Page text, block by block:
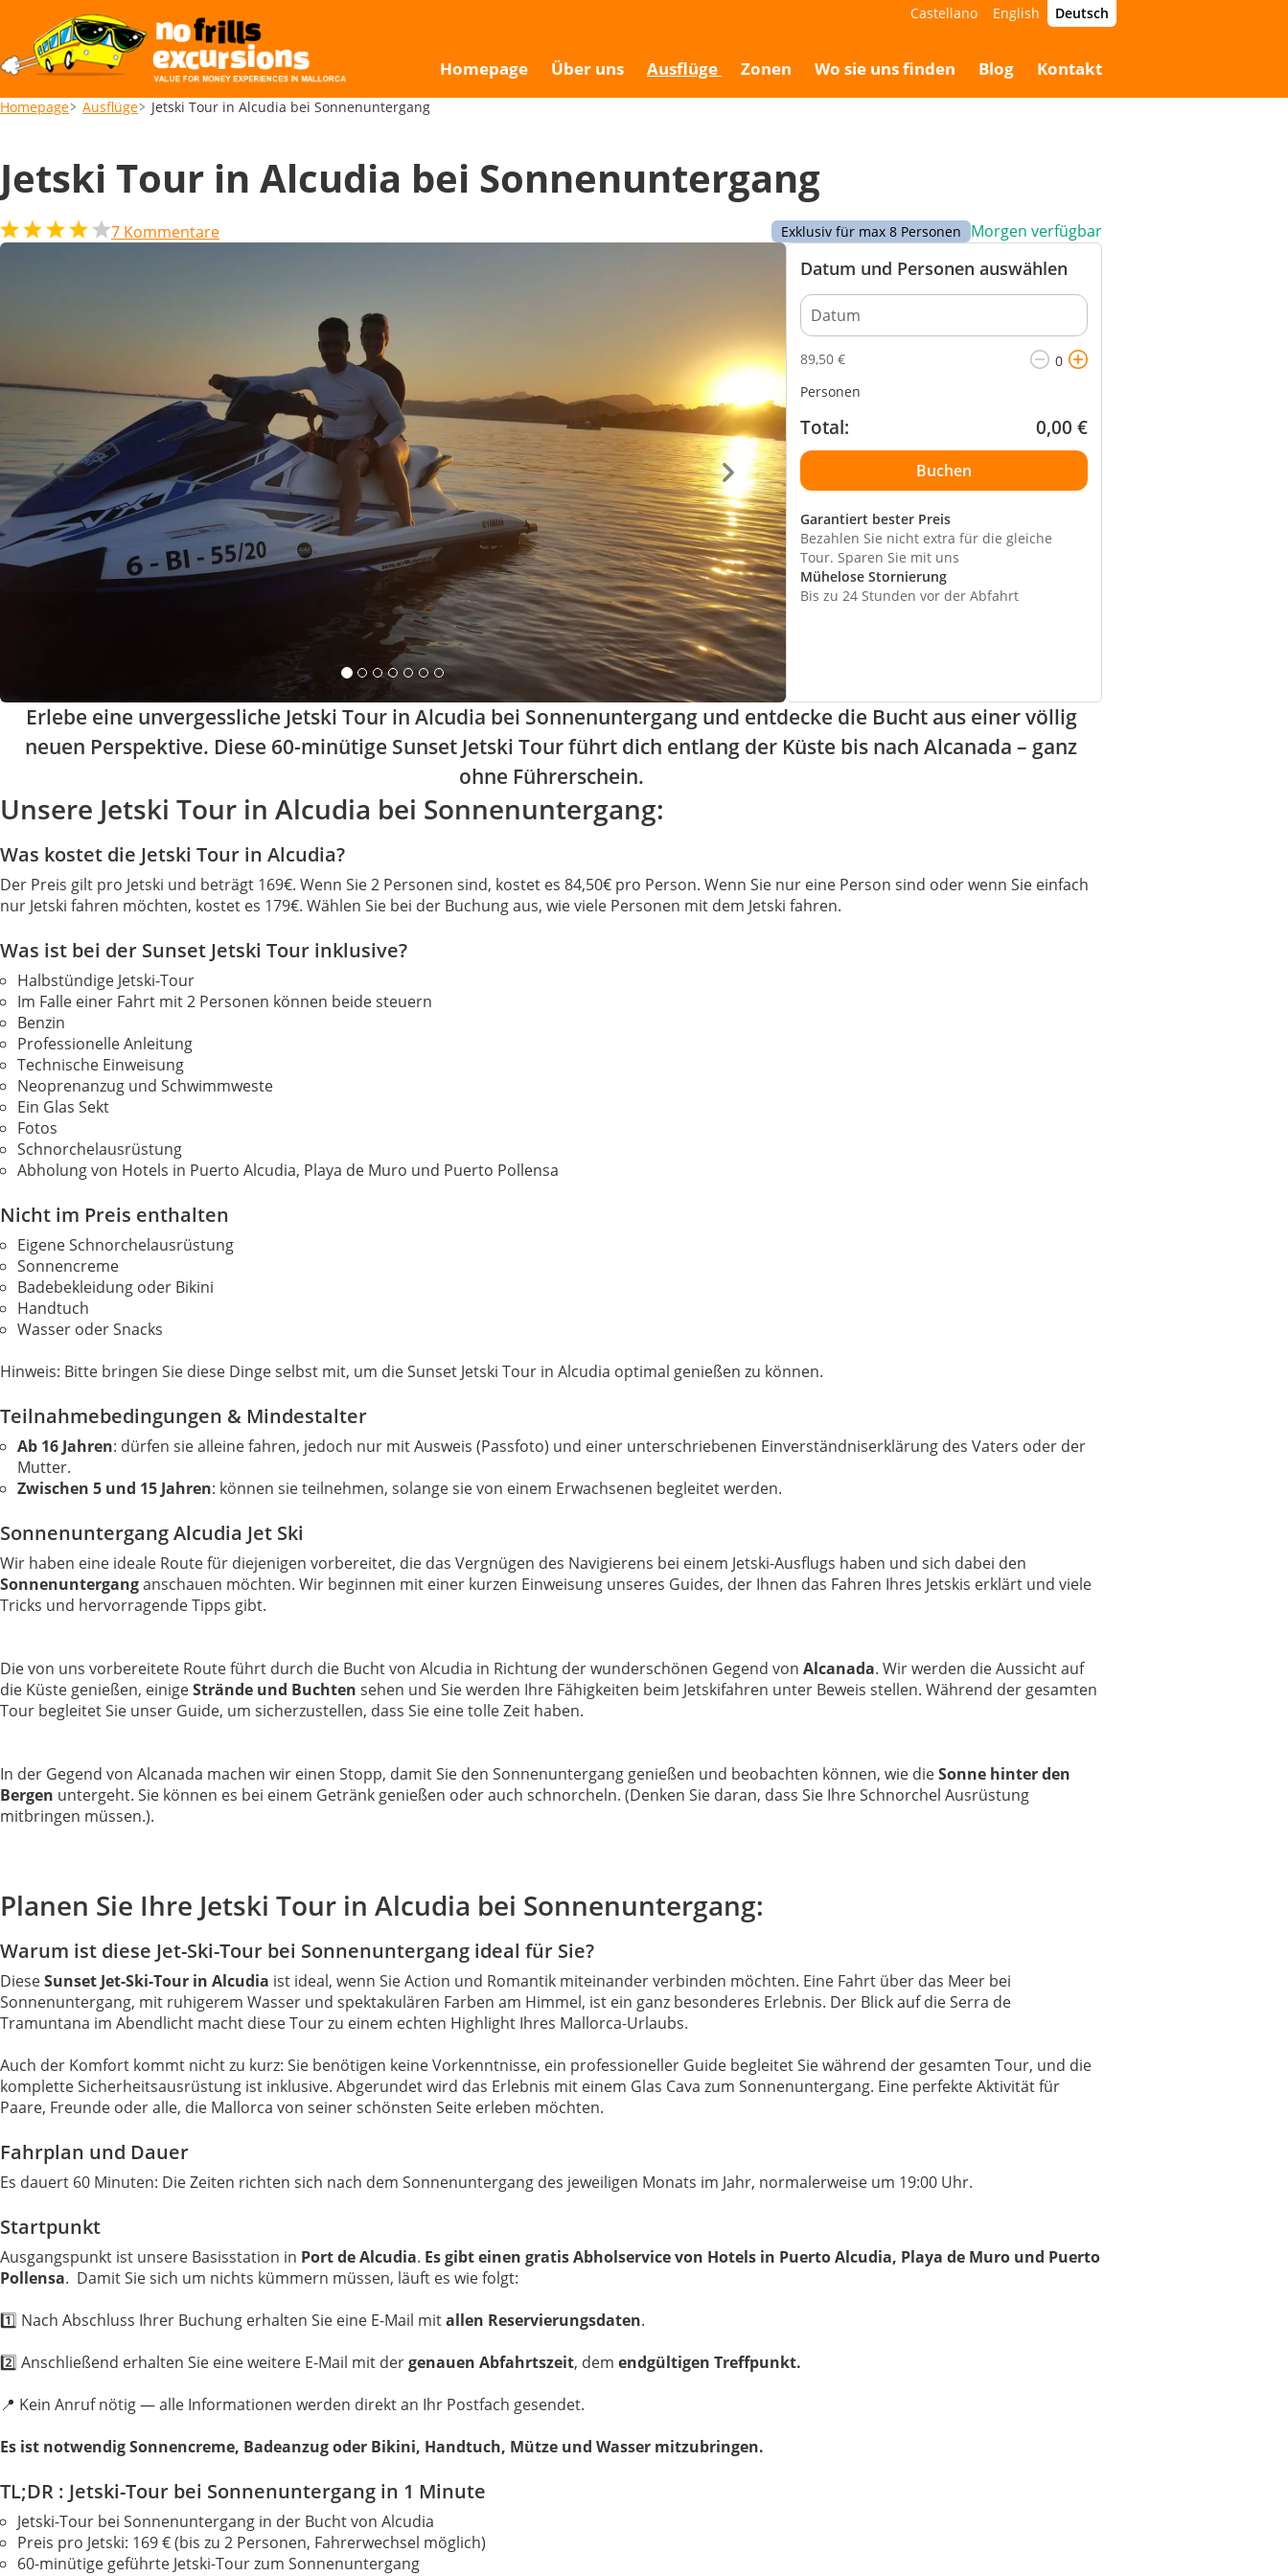
Homepage Über uns Ausflüge Zonen Wo sie uns finden Blog Kontakt
Castellano English Deutsch
Jetski Tour in Alcudia bei Sonnenuntergang 89,50 € 89,50 € Buchen
Homepage Ausflüge Jetski Tour in Alcudia bei Sonnenuntergang
Jetski Tour in Alcudia bei Sonnenuntergang
7 Kommentare Exklusiv für max 8 Personen Morgen verfügbar
Datum und Personen auswählen
89,50 €
Personen
Total: 0,00 €
Garantiert bester Preis
Bezahlen Sie nicht extra für die gleiche
Tour. Sparen Sie mit uns
Mühelose Stornierung
Bis zu 24 Stunden vor der Abfahrt
Erlebe eine unvergessliche Jetski Tour in Alcudia bei Sonnenuntergang und entdecke die Bucht aus einer völlig
neuen Perspektive. Diese 60-minütige Sunset Jetski Tour führt dich entlang der Küste bis nach Alcanada – ganz
ohne Führerschein.
Unsere Jetski Tour in Alcudia bei Sonnenuntergang:
Was kostet die Jetski Tour in Alcudia?
Der Preis gilt pro Jetski und beträgt 169€. Wenn Sie 2 Personen sind, kostet es 84,50€ pro Person. Wenn Sie nur eine Person sind oder wenn Sie einfach
nur Jetski fahren möchten, kostet es 179€. Wählen Sie bei der Buchung aus, wie viele Personen mit dem Jetski fahren.
Was ist bei der Sunset Jetski Tour inklusive?
Halbstündige Jetski-Tour
Im Falle einer Fahrt mit 2 Personen können beide steuern
Benzin
Professionelle Anleitung
Technische Einweisung
Neoprenanzug und Schwimmweste
Ein Glas Sekt
Fotos
Schnorchelausrüstung
Abholung von Hotels in Puerto Alcudia, Playa de Muro und Puerto Pollensa
Nicht im Preis enthalten
Eigene Schnorchelausrüstung
Sonnencreme
Badebekleidung oder Bikini
Handtuch
Wasser oder Snacks
Hinweis: Bitte bringen Sie diese Dinge selbst mit, um die Sunset Jetski Tour in Alcudia optimal genießen zu können.
Teilnahmebedingungen & Mindestalter
Ab 16 Jahren: dürfen sie alleine fahren, jedoch nur mit Ausweis (Passfoto) und einer unterschriebenen Einverständniserklärung des Vaters oder der
Mutter.
Zwischen 5 und 15 Jahren: können sie teilnehmen, solange sie von einem Erwachsenen begleitet werden.
Sonnenuntergang Alcudia Jet Ski
Wir haben eine ideale Route für diejenigen vorbereitet, die das Vergnügen des Navigierens bei einem Jetski-Ausflugs haben und sich dabei den
Sonnenunterganganschauen möchten. Wir beginnen mit einer kurzen Einweisung unseres Guides, der Ihnen das Fahren Ihres Jetskis erklärt und viele
Tricks und hervorragende Tipps gibt.
Die von uns vorbereitete Route führt durch die Bucht von Alcudia in Richtung der wunderschönen Gegend von Alcanada. Wir werden die Aussicht auf
die Küste genießen, einigeStrände und Buchten sehen und Sie werden Ihre Fähigkeiten beim Jetskifahren unter Beweis stellen. Während der gesamten
Tour begleitet Sie unser Guide, um sicherzustellen, dass Sie eine tolle Zeit haben.
In der Gegend von Alcanada machen wir einen Stopp, damit Sie den Sonnenuntergang genießen und beobachten können, wie dieSonne hinter den
Bergen untergeht. Sie können es bei einem Getränk genießen oder auch schnorcheln. (Denken Sie daran, dass Sie Ihre Schnorchel Ausrüstung
mitbringen müssen.).
Planen Sie Ihre Jetski Tour in Alcudia bei Sonnenuntergang:
Warum ist diese Jet-Ski-Tour bei Sonnenuntergang ideal für Sie?
DieseSunset Jet-Ski-Tour in Alcudia ist ideal, wenn Sie Action und Romantik miteinander verbinden möchten. Eine Fahrt über das Meer bei
Sonnenuntergang, mit ruhigerem Wasser und spektakulären Farben am Himmel, ist ein ganz besonderes Erlebnis. Der Blick auf die Serra de
Tramuntana im Abendlicht macht diese Tour zu einem echten Highlight Ihres Mallorca-Urlaubs.
Auch der Komfort kommt nicht zu kurz: Sie benötigen keine Vorkenntnisse, ein professioneller Guide begleitet Sie während der gesamten Tour, und die
komplette Sicherheitsausrüstung ist inklusive. Abgerundet wird das Erlebnis mit einem Glas Cava zum Sonnenuntergang. Eine perfekte Aktivität für
Paare, Freunde oder alle, die Mallorca von seiner schönsten Seite erleben möchten.
Fahrplan und Dauer
Es dauert 60 Minuten: Die Zeiten richten sich nach dem Sonnenuntergang des jeweiligen Monats im Jahr, normalerweise um 19:00 Uhr.
Startpunkt
Ausgangspunkt ist unsere Basisstation in Port de Alcudia. Es gibt einen gratis Abholservice von Hotels in Puerto Alcudia, Playa de Muro und Puerto
Pollensa. Damit Sie sich um nichts kümmern müssen, läuft es wie folgt:
1️⃣ Nach Abschluss Ihrer Buchung erhalten Sie eine E-Mail mitallen Reservierungsdaten.
2️⃣ Anschließend erhalten Sie eine weitere E-Mail mit dergenauen Abfahrtszeit, dem endgültigen Treffpunkt.
📍 Kein Anruf nötig — alle Informationen werden direkt an Ihr Postfach gesendet.
Es ist notwendig Sonnencreme, Badeanzug oder Bikini, Handtuch, Mütze und Wasser mitzubringen.
TL;DR : Jetski-Tour bei Sonnenuntergang in 1 Minute
Jetski-Tour bei Sonnenuntergang in der Bucht von Alcudia
Preis pro Jetski: 169 € (bis zu 2 Personen, Fahrerwechsel möglich)
60-minütige geführte Jetski-Tour zum Sonnenuntergang